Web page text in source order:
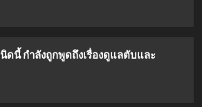
ดนี้ กำลังถูกพูดถึงเรื่องดูแลตับและ